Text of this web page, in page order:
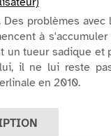
problèmes
à
un tueur sadique
il ne lui reste
en 2010.